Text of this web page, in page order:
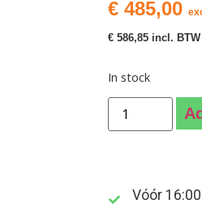
€ 485,00
€ 586,85 incl. BTW
In stock
Vóór